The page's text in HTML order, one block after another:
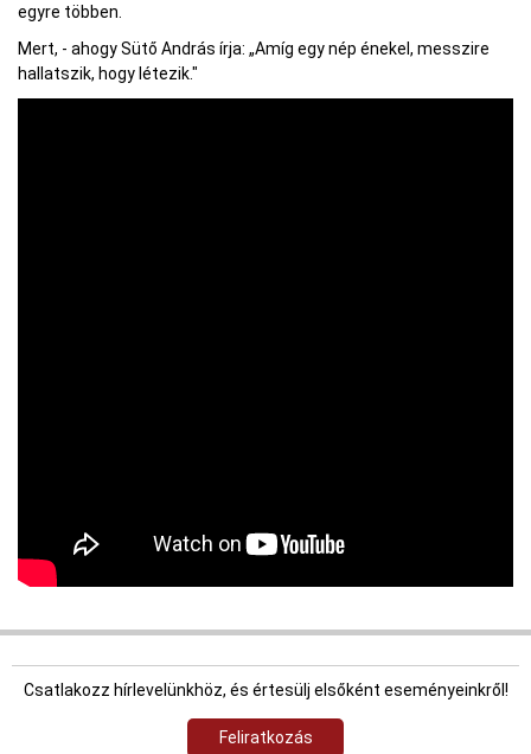
egyre többen.
Mert, - ahogy Sütő András írja: „Amíg egy nép énekel, messzire
hallatszik, hogy létezik."
Csatlakozz hírlevelünkhöz, és értesülj elsőként eseményeinkről!
Feliratkozás